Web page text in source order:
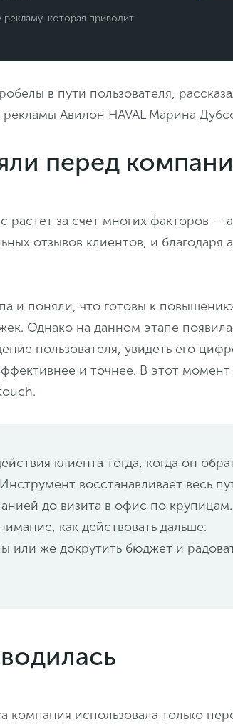
рекламу, которая приводит
в пути пользователя,
рекламы Авилон HAVAL Марина
перед
растет за счет многих факторов —
отзывов клиентов, и благодаря
и поняли, что готовы к
Однако на данном этапе
пользователя, увидеть его
и точнее. В этот
клиента тогда, когда он
восстанавливает весь
до визита в офис по
как действовать дальше:
или же докрутить бюджет и
компания использовала только